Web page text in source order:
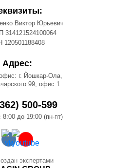
Виктор Юрьевич
120501188408
Адрес:
г. Йошкар-Ола,
99, офис 1
500-599
8:00 до 19:00 (пн-пт)
экспертами